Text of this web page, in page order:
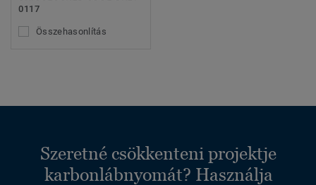
0117
Összehasonlítás
Szeretné csökkenteni projektje
karbonlábnyomát? Használja